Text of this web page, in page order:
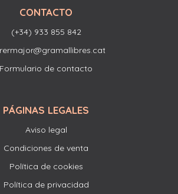
CONTACTO
(+34) 933 855 842
Formulario de contacto
PÁGINAS LEGALES
Aviso legal
Condiciones de venta
Política de cookies
Política de privacidad